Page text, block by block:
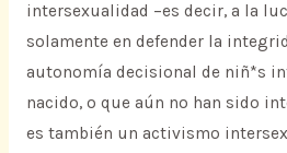
intersexualidad –es decir, a la
solamente en defender la
autonomía decisional de niñ*s
nacido, o que aún no han sido
es también un activismo